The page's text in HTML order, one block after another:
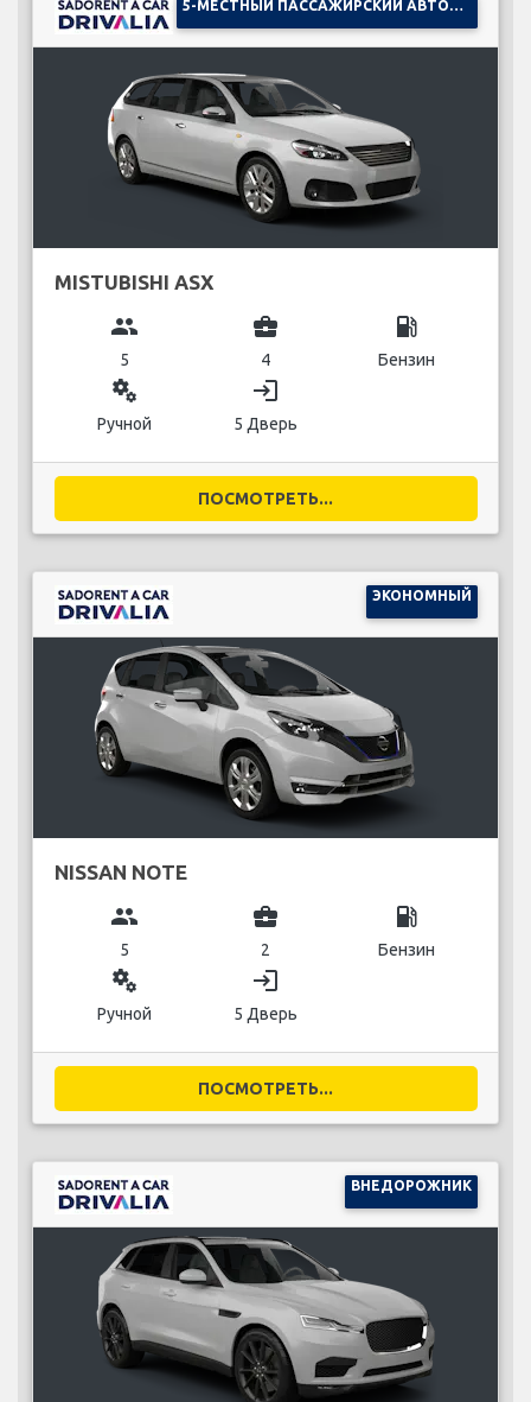
MISTUBISHI ASX
group
5
business_center
4
local_gas_station
Бензин
miscellaneous_services
Ручной
login
5 Дверь
ПОСМОТРЕТЬ...
ЭКОНОМНЫЙ
NISSAN NOTE
group
5
business_center
2
local_gas_station
Бензин
miscellaneous_services
Ручной
login
5 Дверь
ПОСМОТРЕТЬ...
ВНЕДОРОЖНИК